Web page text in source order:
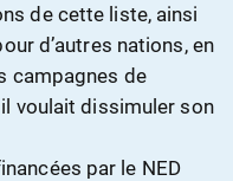
de cette liste, ainsi
d’autres nations, en
campagnes de
voulait dissimuler son
par le NED